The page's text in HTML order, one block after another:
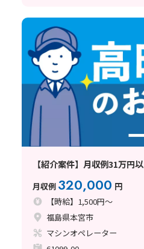
【紹介案件】月収例31万円
月収例 320,000 円
【時給】1,500円～
福島県本宮市
マシンオペレーター